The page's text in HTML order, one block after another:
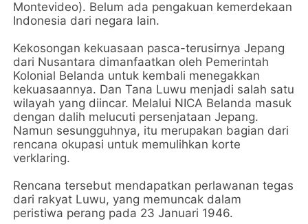
Montevideo). Belum ada pengakuan kemerdekaan
Indonesia dari negara lain.
Kekosongan kekuasaan pasca-terusirnya Jepang
dari Nusantara dimanfaatkan oleh Pemerintah
Kolonial Belanda untuk kembali menegakkan
kekuasaannya. Dan Tana Luwu menjadi salah satu
wilayah yang diincar. Melalui NICA Belanda masuk
dengan dalih melucuti persenjataan Jepang.
Namun sesungguhnya, itu merupakan bagian dari
rencana okupasi untuk memulihkan korte
verklaring.
Rencana tersebut mendapatkan perlawanan tegas
dari rakyat Luwu, yang memuncak dalam
peristiwa perang pada 23 Januari 1946.